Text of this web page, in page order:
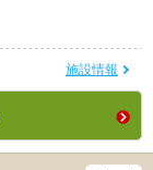
施設情報